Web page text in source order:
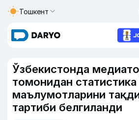
Тошкент
Ўзбекистонда
томонидан статистика
маълумотларини
тартиби белгиланди